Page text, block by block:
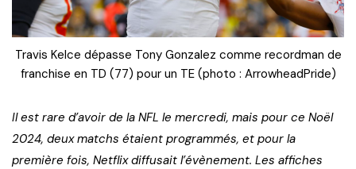
Travis Kelce dépasse Tony Gonzalez comme recordman de
franchise en TD (77) pour un TE (photo : ArrowheadPride)
Il est rare d’avoir de la NFL le mercredi, mais pour ce Noël
2024, deux matchs étaient programmés, et pour la
première fois, Netflix diffusait l’évènement. Les affiches